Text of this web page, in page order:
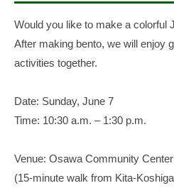
Would you like to make a colorful
After making bento, we will enjoy
activities together.
Date: Sunday, June 7
Time: 10:30 a.m. – 1:30 p.m.
Venue: Osawa Community
(15-minute walk from Kita-